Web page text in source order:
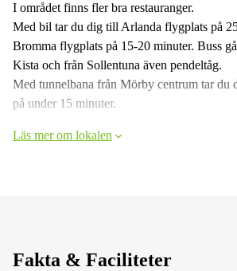
I området finns fler bra restauranger.
Med bil tar du dig till Arlanda flygplats på
Bromma flygplats på 15-20 minuter. Buss
Kista och från Sollentuna även pendeltåg.
Med tunnelbana från Mörby centrum tar
på under 15 minuter.
Läs mer om lokalen
Fakta & Faciliteter